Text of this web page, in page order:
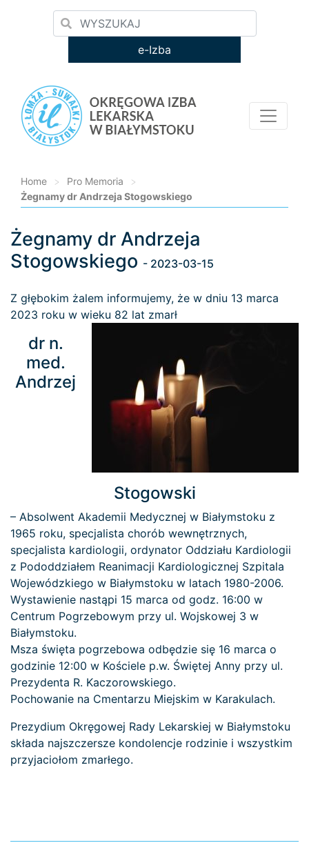
e-Izba
Home > Pro Memoria
>
Żegnamy dr Andrzeja Stogowskiego
Loading...
Żegnamy dr Andrzeja
Stogowskiego - 2023-03-15
Z głębokim żalem informujemy, że w dniu 13 marca
2023 roku w wieku 82 lat zmarł
dr n.
med.
Andrzej
Stogowski
– Absolwent Akademii Medycznej w Białymstoku z
1965 roku, specjalista chorób wewnętrznych,
specjalista kardiologii, ordynator Oddziału Kardiologii
z Pododdziałem Reanimacji Kardiologicznej Szpitala
Wojewódzkiego w Białymstoku w latach 1980-2006.
Wystawienie nastąpi 15 marca od godz. 16:00 w
Centrum Pogrzebowym przy ul. Wojskowej 3 w
Białymstoku.
Msza święta pogrzebowa odbędzie się 16 marca o
godzinie 12:00 w Kościele p.w. Świętej Anny przy ul.
Prezydenta R. Kaczorowskiego.
Pochowanie na Cmentarzu Miejskim w Karakulach.
Prezydium Okręgowej Rady Lekarskiej w Białymstoku
składa najszczersze kondolencje rodzinie i wszystkim
przyjaciołom zmarłego.